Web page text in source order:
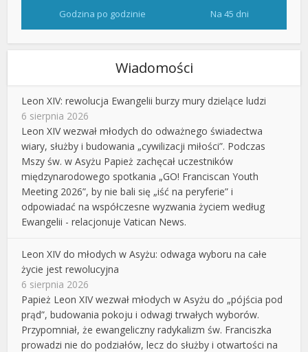
Godzina po godzinie Na 45 dni
Wiadomości
Leon XIV: rewolucja Ewangelii burzy mury dzielące ludzi
6 sierpnia 2026
Leon XIV wezwał młodych do odważnego świadectwa
wiary, służby i budowania „cywilizacji miłości”. Podczas
Mszy św. w Asyżu Papież zachęcał uczestników
międzynarodowego spotkania „GO! Franciscan Youth
Meeting 2026”, by nie bali się „iść na peryferie” i
odpowiadać na współczesne wyzwania życiem według
Ewangelii - relacjonuje Vatican News.
Leon XIV do młodych w Asyżu: odwaga wyboru na całe
życie jest rewolucyjna
6 sierpnia 2026
Papież Leon XIV wezwał młodych w Asyżu do „pójścia pod
prąd”, budowania pokoju i odwagi trwałych wyborów.
Przypomniał, że ewangeliczny radykalizm św. Franciszka
prowadzi nie do podziałów, lecz do służby i otwartości na